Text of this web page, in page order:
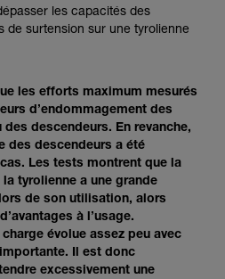
les capacités des
de surtension sur une tyrolienne
les efforts maximum mesurés
d’endommagement des
descendeurs. En revanche,
des descendeurs a été
Les tests montrent que la
tyrolienne a une grande
de son utilisation, alors
à l’usage.
évolue assez peu avec
Il est donc
excessivement une